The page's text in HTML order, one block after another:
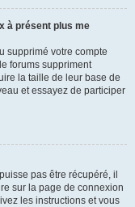
à présent plus me
supprimé votre compte
forums suppriment
la taille de leur base de
et essayez de participer
pas être récupéré, il
sur la page de connexion
les instructions et vous